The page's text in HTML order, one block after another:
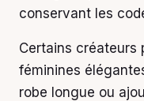
conservant les
Certains créateurs
féminines
robe longue ou